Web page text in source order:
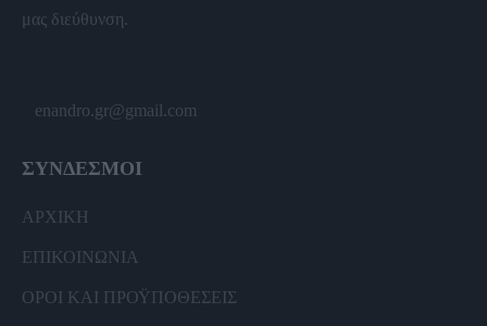
μας διεύθυνση.
enandro.gr@gmail.com
ΣΥΝΔΕΣΜΟΙ
ΑΡΧΙΚΗ
ΕΠΙΚΟΙΝΩΝΙΑ
ΟΡΟΙ ΚΑΙ ΠΡΟΫΠΟΘΕΣΕΙΣ